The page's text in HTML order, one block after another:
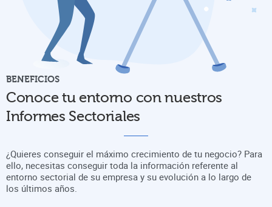
BENEFICIOS
Conoce tu entorno con nuestros
Informes Sectoriales
¿Quieres conseguir el máximo crecimiento de tu negocio? Para
ello, necesitas conseguir toda la información referente al
entorno sectorial de su empresa y su evolución a lo largo de
los últimos años.